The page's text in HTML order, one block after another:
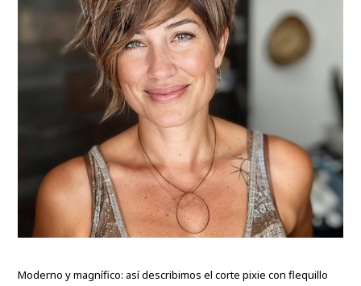
Moderno y magnífico: así describimos el corte pixie con flequillo